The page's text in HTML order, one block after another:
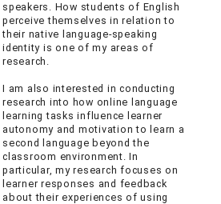
speakers. How students of English
perceive themselves in relation to
their native language-speaking
identity is one of my areas of
research.
I am also interested in conducting
research into how online language
learning tasks influence learner
autonomy and motivation to learn a
second language beyond the
classroom environment. In
particular, my research focuses on
learner responses and feedback
about their experiences of using